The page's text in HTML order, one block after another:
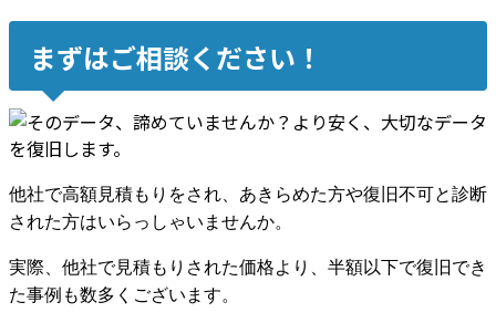
まずはご相談ください！
他社で高額見積もりをされ、あきらめた方や復旧不可と診断
された方はいらっしゃいませんか。
実際、他社で見積もりされた価格より、半額以下で復旧でき
た事例も数多くございます。